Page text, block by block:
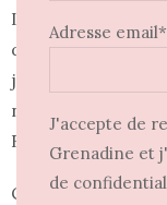
Adresse email*
J'accepte de
Grenadine et
de
Ingénieur
de suivre mon
j'ai commencé à
naturellement
Réunion.
Ce qui a